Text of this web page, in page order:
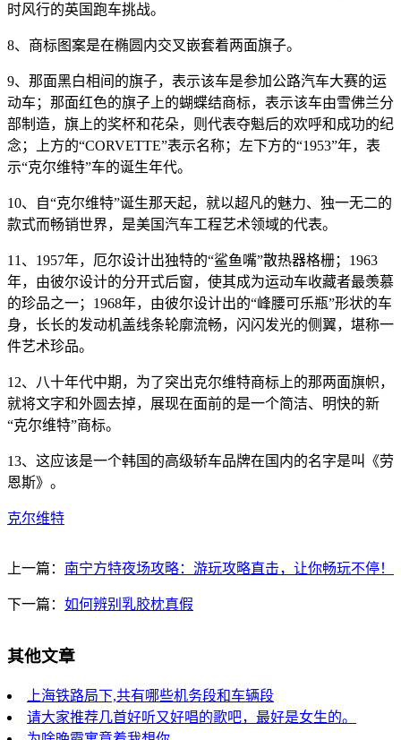
时风行的英国跑车挑战。
8、商标图案是在椭圆内交叉嵌套着两面旗子。
9、那面黑白相间的旗子，表示该车是参加公路汽车大赛的运
动车；那面红色的旗子上的蝴蝶结商标，表示该车由雪佛兰分
部制造，旗上的奖杯和花朵，则代表夺魁后的欢呼和成功的纪
念；上方的“CORVETTE”表示名称；左下方的“1953”年，表
示“克尔维特”车的诞生年代。
10、自“克尔维特”诞生那天起，就以超凡的魅力、独一无二的
款式而畅销世界，是美国汽车工程艺术领域的代表。
11、1957年，厄尔设计出独特的“鲨鱼嘴”散热器格栅；1963
年，由彼尔设计的分开式后窗，使其成为运动车收藏者最羡慕
的珍品之一；1968年，由彼尔设计出的“峰腰可乐瓶”形状的车
身，长长的发动机盖线条轮廓流畅，闪闪发光的侧翼，堪称一
件艺术珍品。
12、八十年代中期，为了突出克尔维特商标上的那两面旗帜，
就将文字和外圆去掉，展现在面前的是一个简洁、明快的新
“克尔维特”商标。
13、这应该是一个韩国的高级轿车品牌在国内的名字是叫《劳
恩斯》。
克尔维特
上一篇： 南宁方特夜场攻略：游玩攻略直击，让你畅玩不停！
下一篇： 如何辨别乳胶枕真假
其他文章
上海铁路局下,共有哪些机务段和车辆段
请大家推荐几首好听又好唱的歌吧，最好是女生的。